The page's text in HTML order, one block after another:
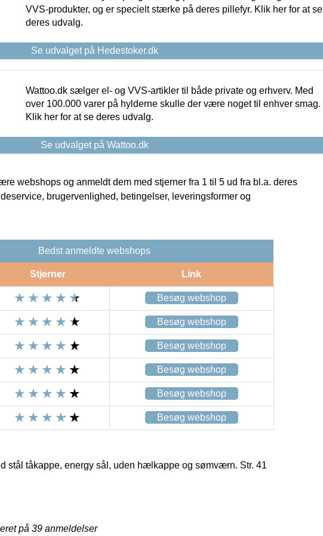
VVS-produkter, og er specielt stærke på deres pillefyr. Klik her for at se
deres udvalg.
Se udvalget på Hedestoker.dk
Wattoo.dk sælger el- og VVS-artikler til både private og erhverv. Med
over 100.000 varer på hylderne skulle der være noget til enhver smag.
Klik her for at se deres udvalg.
Se udvalget på Wattoo.dk
webshops og anmeldt dem med stjerner fra 1 til 5 ud fra bl.a. deres
brugervenlighed, betingelser, leveringsformer og
Bedst anmeldte webshops
Stjerner Link
Besøg webshop
Besøg webshop
Besøg webshop
Besøg webshop
Besøg webshop
Besøg webshop
stål tåkappe, energy sål, uden hælkappe og sømværn. Str. 41
på 39 anmeldelser